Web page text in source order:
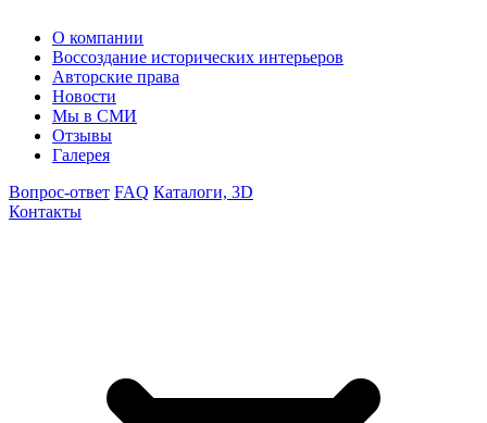
О компании
Воссоздание исторических интерьеров
Авторские права
Новости
Мы в СМИ
Отзывы
Галерея
Вопрос-ответ FAQ Каталоги, 3D
Контакты